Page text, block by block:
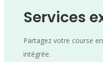
Services
Partagez votre course
intégrée.